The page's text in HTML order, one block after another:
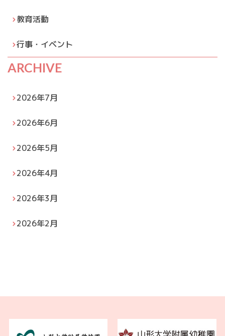
教育活動
行事・イベント
ARCHIVE
2026年7月
2026年6月
2026年5月
2026年4月
2026年3月
2026年2月